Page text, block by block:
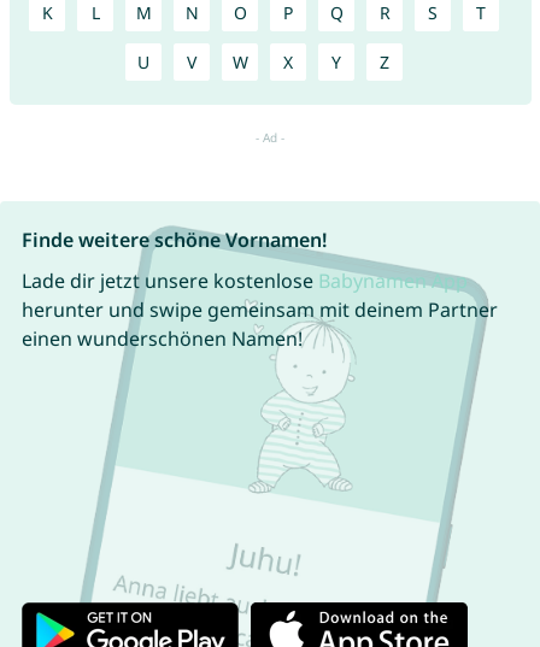
K L M N O P Q R S T
U V W X Y Z
Finde weitere schöne Vornamen!
Lade dir jetzt unsere kostenlose Babynamen App
herunter und swipe gemeinsam mit deinem Partner
einen wunderschönen Namen!